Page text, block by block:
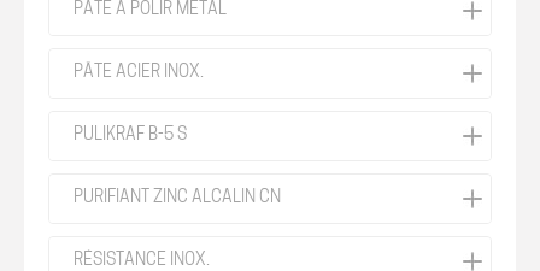
PÂTE À POLIR MÉTAL
PÂTE ACIER INOX.
PULIKRAF B-5 S
PURIFIANT ZINC ALCALIN CN
RÉSISTANCE INOX.